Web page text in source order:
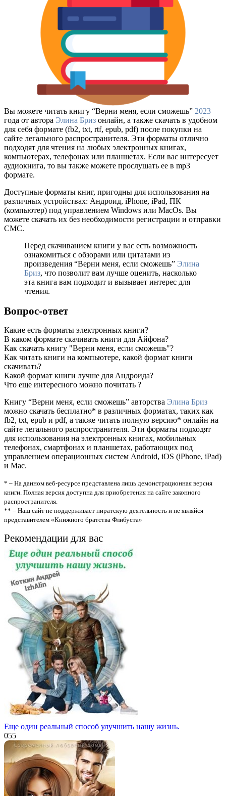
Вы можете читать книгу “Верни меня, если сможешь” 2023
года от автора Элина Бриз онлайн, а также скачать в удобном
для себя формате (fb2, txt, rtf, epub, pdf) после покупки на
сайте легального распространителя. Эти форматы отлично
подходят для чтения на любых электронных книгах,
компьютерах, телефонах или планшетах. Если вас интересует
аудиокнига, то вы также можете прослушать ее в mp3
формате.
Доступные форматы книг, пригодны для использования на
различных устройствах: Андроид, iPhone, iPad, ПК
(компьютер) под управлением Windows или MacOs. Вы
можете скачать их без необходимости регистрации и отправки
СМС.
Перед скачиванием книги у вас есть возможность
ознакомиться с обзорами или цитатами из
произведения “Верни меня, если сможешь” Элина
Бриз, что позволит вам лучше оценить, насколько
эта книга вам подходит и вызывает интерес для
чтения.
Вопрос-ответ
Какие есть форматы электронных книги?
В каком формате скачивать книги для Айфона?
Как скачать книгу "Верни меня, если сможешь"?
Как читать книги на компьютере, какой формат книги
скачивать?
Какой формат книги лучше для Андроида?
Что еще интересного можно почитать ?
Книгу “Верни меня, если сможешь” авторства Элина Бриз
можно скачать бесплатно* в различных форматах, таких как
fb2, txt, epub и pdf, а также читать полную версию* онлайн на
сайте легального распространителя. Эти форматы подходят
для использования на электронных книгах, мобильных
телефонах, смартфонах и планшетах, работающих под
управлением операционных систем Android, iOS (iPhone, iPad)
и Mac.
* – На данном веб-ресурсе представлена лишь демонстрационная версия
книги. Полная версия доступна для приобретения на сайте законного
распространителя.
** – Наш сайт не поддерживает пиратскую деятельность и не являйся
представителем «Книжного братства Флибуста»
Рекомендации для вас
Еще один реальный способ улучшить нашу жизнь.
055